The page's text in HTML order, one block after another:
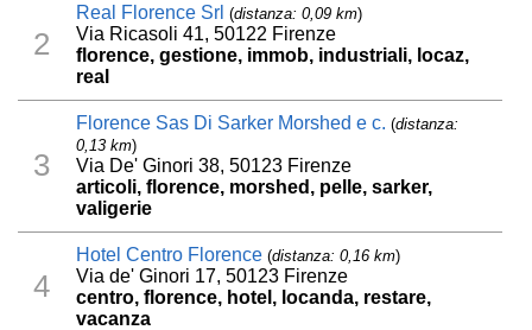
2
Real Florence Srl (distanza: 0,09 km)
Via Ricasoli 41, 50122 Firenze
florence, gestione, immob, industriali, locaz,
real
3
Florence Sas Di Sarker Morshed e c. (distanza:
0,13 km)
Via De' Ginori 38, 50123 Firenze
articoli, florence, morshed, pelle, sarker,
valigerie
4
Hotel Centro Florence (distanza: 0,16 km)
Via de' Ginori 17, 50123 Firenze
centro, florence, hotel, locanda, restare,
vacanza